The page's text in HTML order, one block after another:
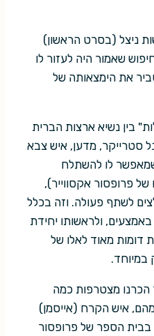
ניצל (בסרט הראשון)
שאמור היה לעזור לו
את הימצאותה של
בין נשיא ארצות הברית
סטרייקר, מדען, איש צבא
לו להשתלח
פרופסור אקסווייר),
לשתף פעולה. וזה בכלל
ולראשותו יחידת
דומות מאוד לאלו של
במיוחד.
מצטרפות כמה
מהם, איש הקרח (אייסמן)
בבית הספר של פרופסור